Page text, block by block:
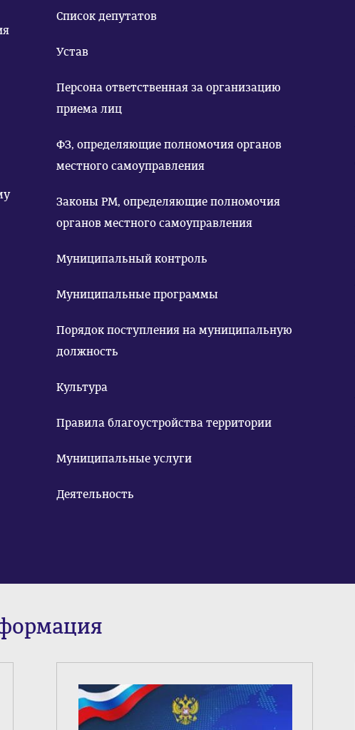
Список депутатов
Устав
Персона ответственная за организацию
приема лиц
ФЗ, определяющие полномочия органов
местного самоуправления
Законы РМ, определяющие полномочия
органов местного самоуправления
Муниципальный контроль
Муниципальные программы
Порядок поступления на муниципальную
должность
Культура
Правила благоустройства территории
Муниципальные услуги
Деятельность